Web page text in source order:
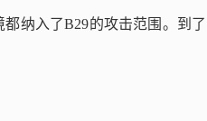
纳入了B29的攻击范围。到了